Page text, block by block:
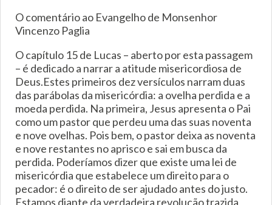
O comentário ao Evangelho de Monsenhor
Vincenzo Paglia
O capítulo 15 de Lucas – aberto por esta passagem
– é dedicado a narrar a atitude misericordiosa de
Deus.Estes primeiros dez versículos narram duas
das parábolas da misericórdia: a ovelha perdida e a
moeda perdida. Na primeira, Jesus apresenta o Pai
como um pastor que perdeu uma das suas noventa
e nove ovelhas. Pois bem, o pastor deixa as noventa
e nove restantes no aprisco e sai em busca da
perdida. Poderíamos dizer que existe uma lei de
misericórdia que estabelece um direito para o
pecador: é o direito de ser ajudado antes do justo.
Estamos diante da verdadeira revolução trazida